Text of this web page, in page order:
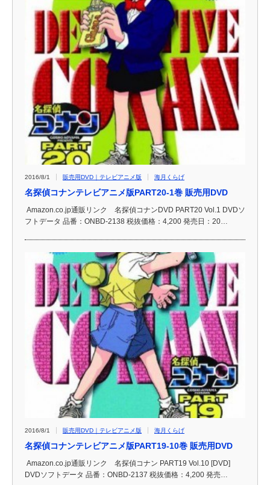
2016/8/1 販売用DVD｜テレビアニメ版 海月くらげ
名探偵コナンテレビアニメ版PART20-1巻 販売用DVD
Amazon.co.jp通販リンク 名探偵コナンDVD PART20 Vol.1 DVDソ
フトデータ 品番：ONBD-2138 税抜価格：4,200 発売日：20…
2016/8/1 販売用DVD｜テレビアニメ版 海月くらげ
名探偵コナンテレビアニメ版PART19-10巻 販売用DVD
Amazon.co.jp通販リンク 名探偵コナン PART19 Vol.10 [DVD]
DVDソフトデータ 品番：ONBD-2137 税抜価格：4,200 発売…